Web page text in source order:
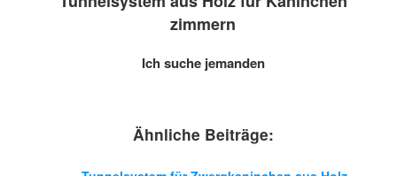
zimmern
Ich suche jemanden
Ähnliche Beiträge: